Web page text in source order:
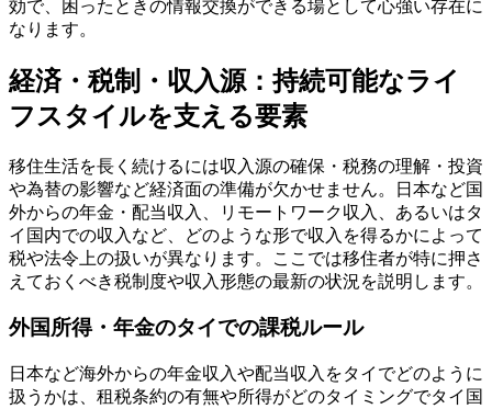
効で、困ったときの情報交換ができる場として心強い存在に
なります。
経済・税制・収入源：持続可能なライ
フスタイルを支える要素
移住生活を長く続けるには収入源の確保・税務の理解・投資
や為替の影響など経済面の準備が欠かせません。日本など国
外からの年金・配当収入、リモートワーク収入、あるいはタ
イ国内での収入など、どのような形で収入を得るかによって
税や法令上の扱いが異なります。ここでは移住者が特に押さ
えておくべき税制度や収入形態の最新の状況を説明します。
外国所得・年金のタイでの課税ルール
日本など海外からの年金収入や配当収入をタイでどのように
扱うかは、租税条約の有無や所得がどのタイミングでタイ国